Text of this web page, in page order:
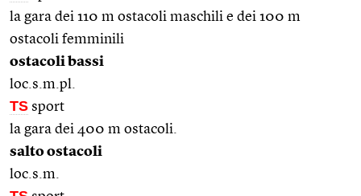
la gara dei 110 m ostacoli maschili e dei 100 m
ostacoli femminili
ostacoli bassi
loc.s.m.pl.
TS sport
la gara dei 400 m ostacoli.
salto ostacoli
loc.s.m.